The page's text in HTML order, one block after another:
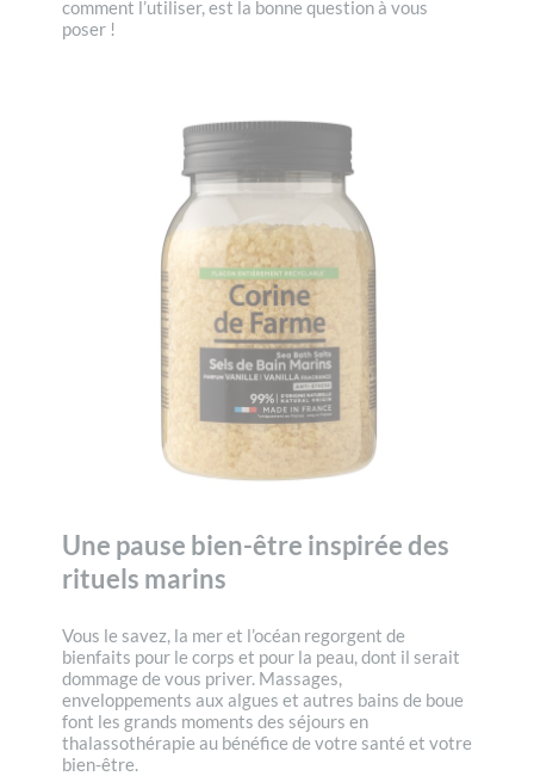
comment l’utiliser, est la bonne question à vous
poser !
Une pause bien-être inspirée des
rituels marins
Vous le savez, la mer et l’océan regorgent de
bienfaits pour le corps et pour la peau, dont il serait
dommage de vous priver. Massages,
enveloppements aux algues et autres bains de boue
font les grands moments des séjours en
thalassothérapie au bénéfice de votre santé et votre
bien-être.